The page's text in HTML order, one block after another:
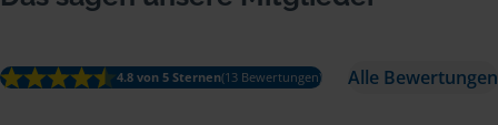
4.8 von 5 Sternen(13 Bewertungen) Alle Bewertungen